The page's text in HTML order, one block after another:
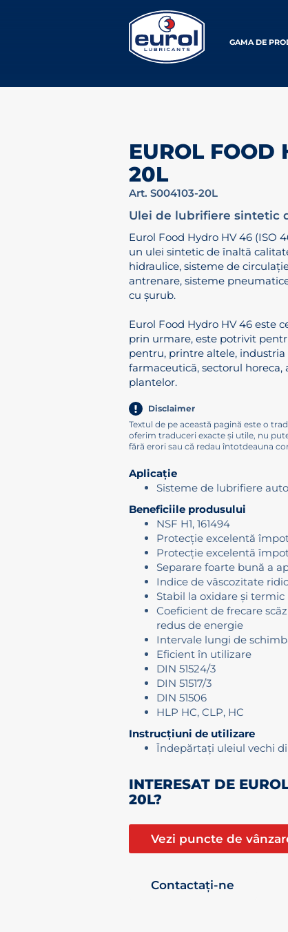
GAMA DE
EUROL FOOD
20L
Art. S004103-20L
Ulei de lubrifiere sintetic
Eurol Food Hydro HV 46 (ISO
un ulei sintetic de înaltă
hidraulice, sisteme de
antrenare, sisteme
cu șurub.
Eurol Food Hydro HV 46 este
prin urmare, este potrivit
pentru, printre altele,
farmaceutică, sectorul horeca,
plantelor.
Disclaimer
Textul de pe această pagină este o
oferim traduceri exacte și utile, nu
fără erori sau că redau întotdeauna
Aplicație
Sisteme de lubrifiere
Beneficiile produsului
NSF H1, 161494
Protecție excelentă
Protecție excelentă
Separare foarte bună a
Indice de vâscozitate
Stabil la oxidare și termic
Coeficient de frecare
redus de energie
Intervale lungi de
Eficient în utilizare
DIN 51524/3
DIN 51517/3
DIN 51506
HLP HC, CLP, HC
Instrucțiuni de utilizare
Îndepărtați uleiul vechi
INTERESAT DE
20L?
Vezi puncte de
Contactați-ne